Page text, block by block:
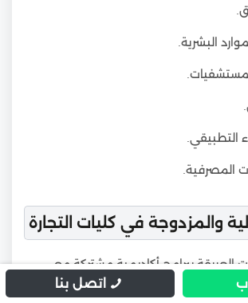
البشرية.
التطبيقي.
المصرفية.
والمزدوجة في كليات التجارة
العريقة ببرامج أكاديمية مشتركة مع
مما يضيف قيمة كبيرة لتجربة دراسة
اتصل بنا